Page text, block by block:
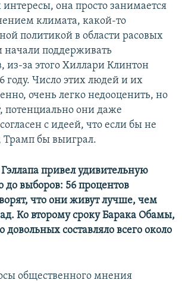
она просто занимается
климата, какой-то
политикой в области расовых
поддерживать
из-за этого Хиллари Клинтон
году. Число этих людей и их
очень легко недооценить, но
потенциально они даже
с идеей, что если бы не
бы выиграл.
привел удивительную
до выборов: 56 процентов
что они живут лучше, чем
Ко второму сроку Барака Обамы,
составляло всего около
общественного мнения